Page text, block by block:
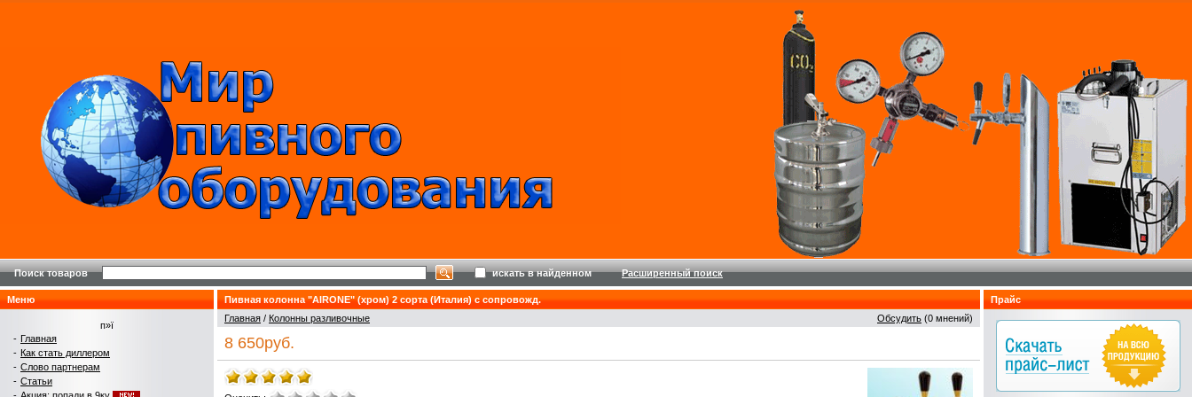
Поиск товаров искать в найденном Расширенный поиск
Меню
п»ї
- Главная
- Как стать диллером
- Слово партнерам
- Статьи
Пивная колонна "AIRONE" (хром) 2 сорта (Италия) с сопровожд.
Обсудить (0 мнений)
Главная / Колонны разливочные
8 650руб.
Прайс